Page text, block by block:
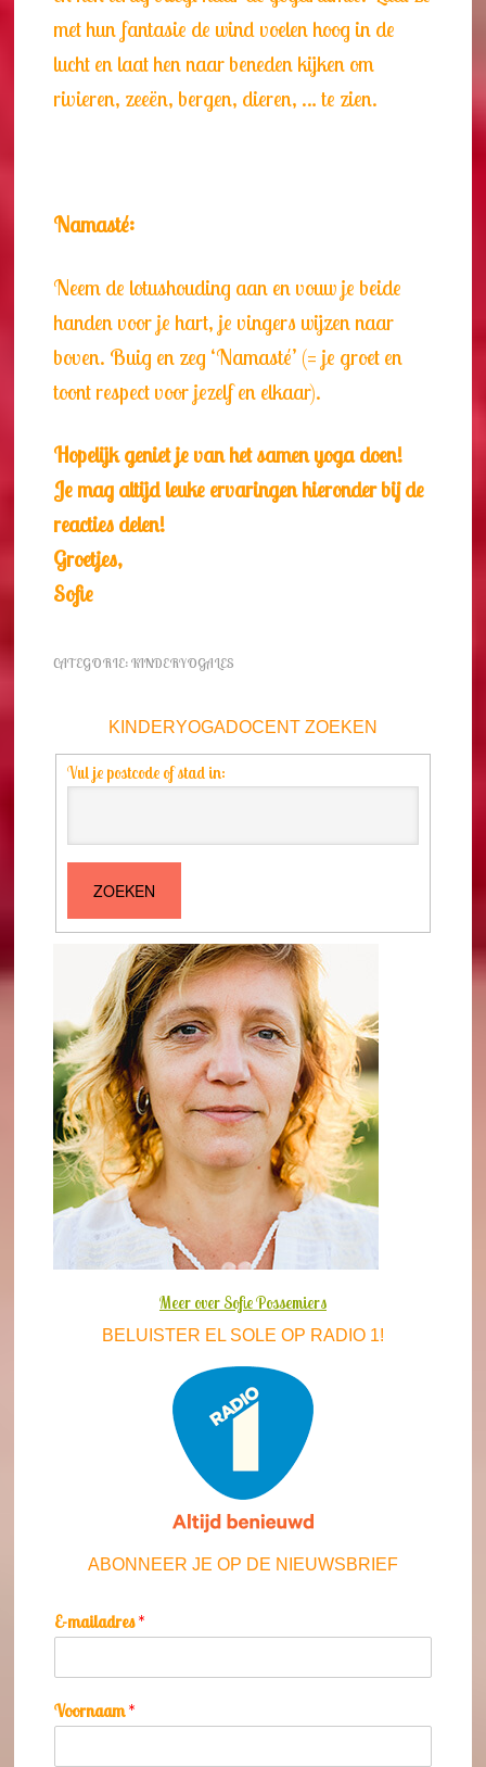
met hun fantasie de wind voelen hoog in de
lucht en laat hen naar beneden kijken om
rivieren, zeeën, bergen, dieren, … te zien.
Namasté:
Neem de lotushouding aan en vouw je beide
handen voor je hart, je vingers wijzen naar
boven. Buig en zeg ‘Namasté’ (= je groet en
toont respect voor jezelf en elkaar).
Hopelijk geniet je van het samen yoga doen!
Je mag altijd leuke ervaringen hieronder bij de
reacties delen!
Groetjes,
Sofie
CATEGORIE:KINDERYOGALES
KINDERYOGADOCENT ZOEKEN
Vul je postcode of stad in:
Meer over Sofie Possemiers
BELUISTER EL SOLE OP RADIO 1!
ABONNEER JE OP DE NIEUWSBRIEF
E-mailadres*
Voornaam*